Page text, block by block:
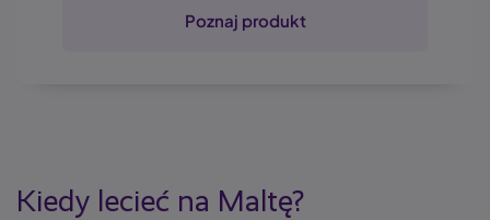
Poznaj produkt
Kiedy lecieć na Maltę?